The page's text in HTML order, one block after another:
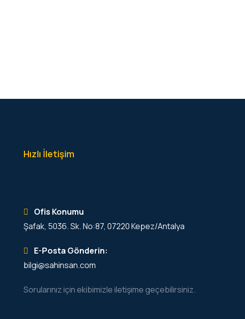
Hızlı İletişim
Ofis Konumu
Şafak, 5036. Sk. No:87, 07220 Kepez/Antalya
E-Posta Gönderin:
bilgi@sahinsan.com
Sorularınız için ekibimizle iletişime geçebilirsiniz.